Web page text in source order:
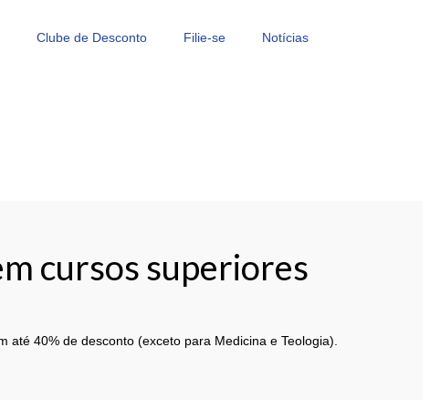
Clube de Desconto Filie-se Notícias
cursos superiores
40% de desconto (exceto para Medicina e Teologia).